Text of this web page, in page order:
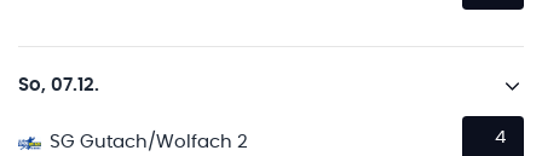
So, 07.12.
SG Gutach/Wolfach 2
4